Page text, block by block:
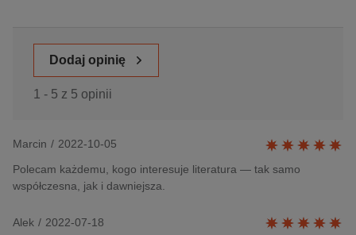
Dodaj opinię
1 - 5 z 5 opinii
Marcin / 2022-10-05
Polecam każdemu, kogo interesuje literatura — tak samo
współczesna, jak i dawniejsza.
Alek / 2022-07-18